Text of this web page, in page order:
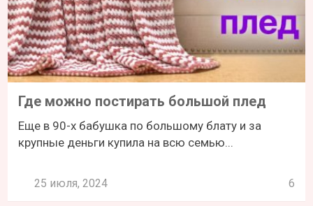
Где можно постирать большой плед
Еще в 90-х бабушка по большому блату и за
крупные деньги купила на всю семью...
25 июля, 2024 6